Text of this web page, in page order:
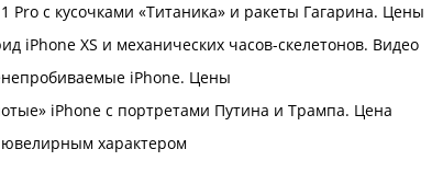
Pro с кусочками «Титаника» и ракеты Гагарина. Цены
iPhone XS и механических часов-скелетонов. Видео
iPhone. Цены
iPhone с портретами Путина и Трампа. Цена
характером